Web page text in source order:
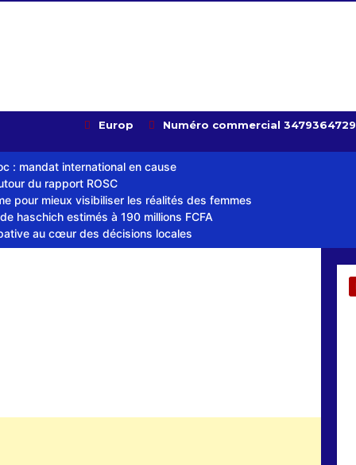
Europ Numéro commercial 3479364729
: mandat international en cause
du rapport ROSC
pour mieux visibiliser les réalités des femmes
haschich estimés à 190 millions FCFA
au cœur des décisions locales